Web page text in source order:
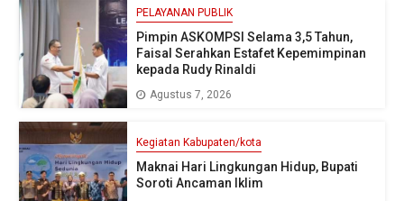
PELAYANAN PUBLIK
Pimpin ASKOMPSI Selama 3,5 Tahun,
Faisal Serahkan Estafet Kepemimpinan
kepada Rudy Rinaldi
Agustus 7, 2026
Kegiatan Kabupaten/kota
Maknai Hari Lingkungan Hidup, Bupati
Soroti Ancaman Iklim